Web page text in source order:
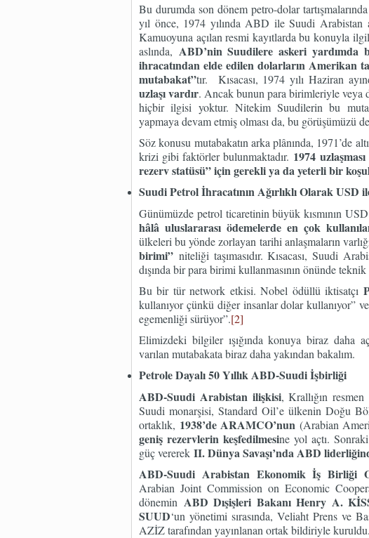
Bu durumda son dönem petro-dolar
yıl önce, 1974 yılında ABD ile Suudi Arabistan
Kamuoyuna açılan resmi kayıtlarda bu konuyla
aslında, ABD’nin Suudilere askeri yardımda
ihracatından elde edilen dolarların Amerikan
mutabakat”tır. Kısacası, 1974 yılı Haziran
uzlaşı vardır. Ancak bunun para birimleriyle veya
hiçbir ilgisi yoktur. Nitekim Suudilerin bu
yapmaya devam etmiş olması da, bu görüşümüzü
Söz konusu mutabakatın arka plânında, 1971’de
krizi gibi faktörler bulunmaktadır. 1974 uzlaşması
rezerv statüsü” için gerekli ya da yeterli bir
Suudi Petrol İhracatının Ağırlıklı Olarak USD
Günümüzde petrol ticaretinin büyük kısmının
hâlâ uluslararası ödemelerde en çok
ülkeleri bu yönde zorlayan tarihi anlaşmaların
birimi” niteliği taşımasıdır. Kısacası, Suudi
dışında bir para birimi kullanmasının önünde
Bu bir tür network etkisi. Nobel ödüllü iktisatçı
kullanıyor çünkü diğer insanlar dolar kullanıyor”
egemenliği sürüyor”.[2]
Elimizdeki bilgiler ışığında konuya biraz daha
varılan mutabakata biraz daha yakından bakalım.
Petrole Dayalı 50 Yıllık ABD-Suudi İşbirliği
ABD-Suudi Arabistan ilişkisi, Krallığın
Suudi monarşisi, Standard Oil’e ülkenin Doğu
ortaklık, 1938’de ARAMCO’nun (Arabian
geniş rezervlerin keşfedilmesine yol açtı.
güç vererek II. Dünya Savaşı’nda ABD
ABD-Suudi Arabistan Ekonomik İş Birliği
Arabian Joint Commission on Economic
dönemin ABD Dışişleri Bakanı Henry A.
SUUD‘un yönetimi sırasında, Veliaht Prens ve
AZİZ tarafından yayınlanan ortak bildiriyle kuruldu.